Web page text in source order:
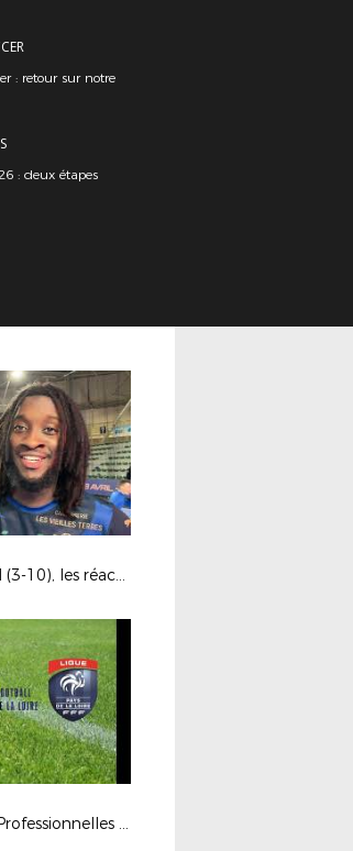
: retour sur notre
: deux étapes
D1 Futsal : Nantes-Laval (3-10), les réactions d’après match
Webinaires Formations Professionnelles 2026-2027